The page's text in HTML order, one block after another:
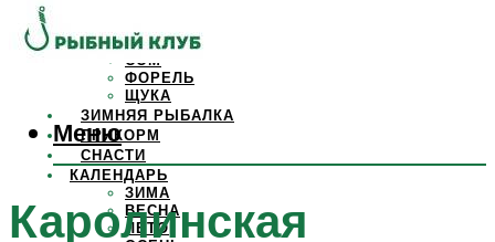
САЗАН
СОМ
ФОРЕЛЬ
ЩУКА
ЗИМНЯЯ РЫБАЛКА
ПРИКОРМ
СНАСТИ
КАЛЕНДАРЬ
ЗИМА
ВЕСНА
ЛЕТО
Меню
Каролинская